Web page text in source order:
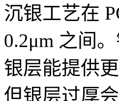
沉银工艺在
0.2μm 之间
银层能提供
但银层过厚